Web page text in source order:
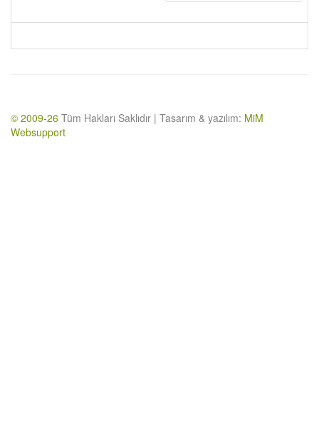
© 2009-26 Tüm Hakları Saklıdır | Tasarım & yazılım: MiM
Websupport